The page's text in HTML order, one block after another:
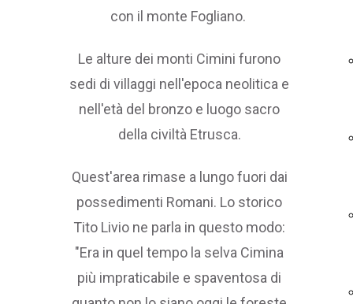
con il monte Fogliano.
Le alture dei monti Cimini furono
sedi di villaggi nell'epoca neolitica e
nell'età del bronzo e luogo sacro
della civiltà Etrusca.
Quest'area rimase a lungo fuori dai
possedimenti Romani. Lo storico
Tito Livio ne parla in questo modo:
"Era in quel tempo la selva Cimina
più impraticabile e spaventosa di